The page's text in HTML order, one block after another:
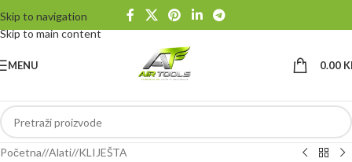
Skip to navigation
Skip to main content
MENU 0.00
Početna/ Alati/ KLIJEŠTA